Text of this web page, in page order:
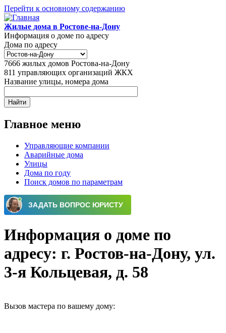
Перейти к основному содержанию
Жилые дома в Ростове-на-Дону
Информация о доме по адресу
Дома по адресу
7666 жилых домов Ростова-на-Дону
811 управляющих организаций ЖКХ
Название улицы, номера дома
Главное меню
Управляющие компании
Аварийные дома
Улицы
Дома по году
Поиск домов по параметрам
Информация о доме по
адресу: г. Ростов-на-Дону, ул.
3-я Кольцевая, д. 58
Вызов мастера по вашему дому: